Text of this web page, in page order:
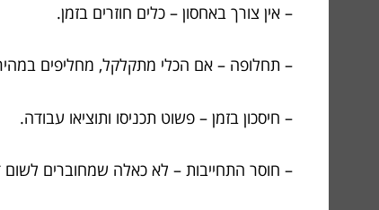
– אין צורך באחסון – כלים חוזרים בזמן.
– תחלופה – אם הכלי מתקלקל, מחליפים
– חיסכון בזמן – פשוט תכניסו ותוציאו עבודה.
– חוסר התחייבות – לא כאלה שמחוברים לשום